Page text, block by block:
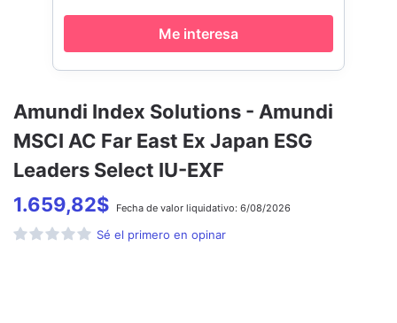
Amundi Index Solutions - Amundi
MSCI AC Far East Ex Japan ESG
Leaders Select IU-EXF
1.659,82$ Fecha de valor liquidativo: 6/08/2026
Sé el primero en opinar
Me interesa